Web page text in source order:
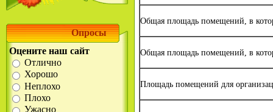
Опросы
Оцените наш сайт
Отлично
Хорошо
Неплохо
Плохо
Ужасно
Общая площадь помещений, в
Общая площадь помещений, в
Площадь помещений для